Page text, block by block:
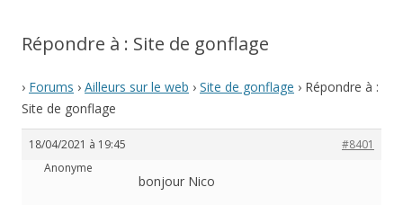
Répondre à : Site de gonflage
› Forums › Ailleurs sur le web › Site de gonflage › Répondre à :
Site de gonflage
18/04/2021 à 19:45
#8401
Anonyme
bonjour Nico